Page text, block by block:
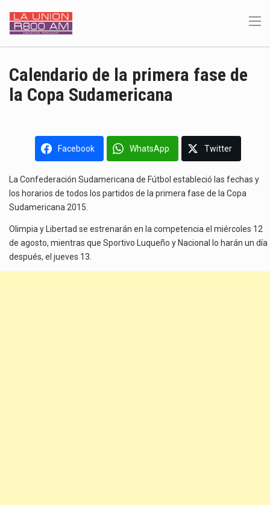
Calendario de la primera fase de
la Copa Sudamericana
Facebook WhatsApp Twitter
La Confederación Sudamericana de Fútbol estableció las fechas y
los horarios de todos los partidos de la primera fase de la Copa
Sudamericana 2015.
Olimpia y Libertad se estrenarán en la competencia el miércoles 12
de agosto, mientras que Sportivo Luqueño y Nacional lo harán un día
después, el jueves 13.